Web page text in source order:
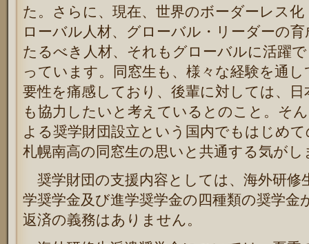
た。さらに、現在、世界のボーダーレス
ローバル人材、グローバル・リーダーの
たるべき人材、それもグローバルに活躍
っています。同窓生も、様々な経験を通
要性を痛感しており、後輩に対しては、
も協力したいと考えているとのこと。そ
よる奨学財団設立という国内でもはじめ
札幌南高の同窓生の思いと共通する気がし
奨学財団の支援内容としては、海外研修
学奨学金及び進学奨学金の四種類の奨学
返済の義務はありません。